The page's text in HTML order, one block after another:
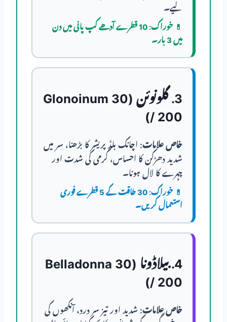
لیے۔
💊 خوراک:
10 قطرے آدھے کپ پانی میں دن
میں 3 بار۔
3. گلونوئن (Glonoinum 30
/ 200)
خاص علامات: اچانک بلڈ پریشر کا بڑھنا، سر میں
شدید دھڑکن کا احساس، گرمی کی شدت اور
چہرے کا لال ہونا۔
💊 خوراک:
30 طاقت کے 5 قطرے فوری
استعمال کریں۔
4. بیلاڈونا (Belladonna 30
/ 200)
خاص علامات: شدید اور تیز سر درد، آنکھوں کی